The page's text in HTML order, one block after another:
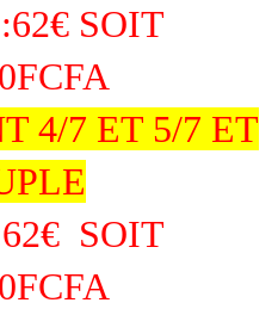
SOIT
4/7 ET 5/7 ET
SOIT